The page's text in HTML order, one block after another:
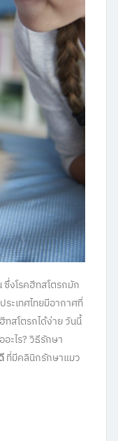
ซึ่งโรคฮีทสโตรกมัก
ะเทศไทยมีอากาศที่
สโตรกได้ง่าย วันนี้
ะไร? วิธีรักษา
ที่มีคลินิกรักษาแมว